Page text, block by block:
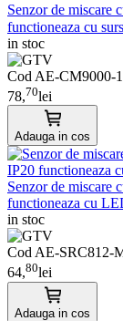
Senzor de miscare
functioneaza cu
in stoc
Cod AE-CM9000-
78,70lei
Adauga in cos
Senzor de miscare
functioneaza cu
in stoc
Cod AE-SRC812-
64,80lei
Adauga in cos